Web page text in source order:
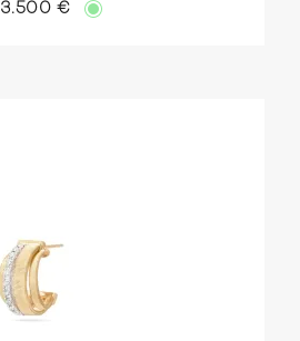
3.500 €